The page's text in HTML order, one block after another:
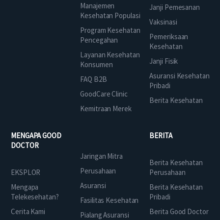
Manajemen
Kesehatan Populasi
Program Kesehatan
Pencegahan
Layanan Kesehatan
Konsumen
FAQ B2B
GoodCare Clinic
Kemitraan Merek
Janji Pemesanan
Vaksinasi
Pemeriksaan
Kesehatan
Janji Fisik
Asuransi Kesehatan
Pribadi
Berita Kesehatan
MENGAPA GOOD
DOCTOR
EKSPLOR
Mengapa
Telekesehatan?
Cerita Kami
Jaringan Mitra
Perusahaan
Asuransi
Fasilitas Kesehatan
Pialang Asuransi
BERITA
Berita Kesehatan
Perusahaan
Berita Kesehatan
Pribadi
Berita Good Doctor